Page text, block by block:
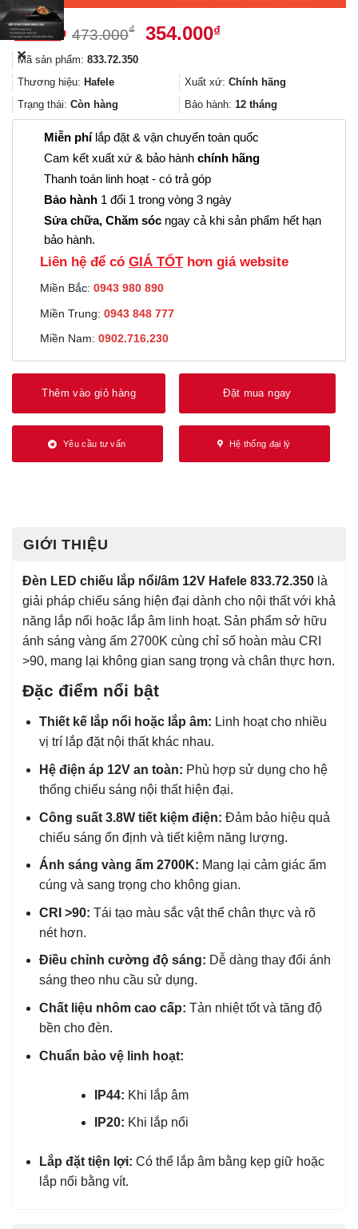
473.000₫
Giá
473.000₫.
354.000₫Giá
là:
354.000₫.
Mã sản phẩm: 833.72.350
Thương hiệu: Hafele Xuất xứ: Chính hãng
Trạng thái: Còn hàng Bảo hành: 12 tháng
Miễn phílắp đặt & vận chuyển toàn quốc
Cam kết xuất xứ & bảo hành chính hãng
Thanh toán linh hoạt - có trả góp
Bảo hành 1 đổi 1 trong vòng 3 ngày
Sửa chữa, Chăm sóc ngay cả khi sản phẩm hết hạn
bảo hành.
Liên hệ để có GIÁ TỐThơn giá website
Miền Bắc: 0943 980 890
Miền Trung: 0943 848 777
Miền Nam: 0902.716.230
Thêm vào giỏ hàng Đặt mua ngay
Yêu cầu tư vấn Hệ thống đại lý
GIỚI THIỆU
Đèn LED chiếu lắp nổi/âm 12V Hafele 833.72.350 là
giải pháp chiếu sáng hiện đại dành cho nội thất với khả
năng lắp nổi hoặc lắp âm linh hoạt. Sản phẩm sở hữu
ánh sáng vàng ấm 2700K cùng chỉ số hoàn màu CRI
>90, mang lại không gian sang trọng và chân thực hơn.
Đặc điểm nổi bật
Thiết kế lắp nổi hoặc lắp âm: Linh hoạt cho nhiều
vị trí lắp đặt nội thất khác nhau.
Hệ điện áp 12V an toàn: Phù hợp sử dụng cho hệ
thống chiếu sáng nội thất hiện đại.
Công suất 3.8W tiết kiệm điện: Đảm bảo hiệu quả
chiếu sáng ổn định và tiết kiệm năng lượng.
Ánh sáng vàng ấm 2700K: Mang lại cảm giác ấm
cúng và sang trọng cho không gian.
CRI >90: Tái tạo màu sắc vật thể chân thực và rõ
nét hơn.
Điều chỉnh cường độ sáng: Dễ dàng thay đổi ánh
sáng theo nhu cầu sử dụng.
Chất liệu nhôm cao cấp: Tản nhiệt tốt và tăng độ
bền cho đèn.
Chuẩn bảo vệ linh hoạt:
IP44: Khi lắp âm
IP20: Khi lắp nổi
Lắp đặt tiện lợi: Có thể lắp âm bằng kẹp giữ hoặc
lắp nổi bằng vít.
✕